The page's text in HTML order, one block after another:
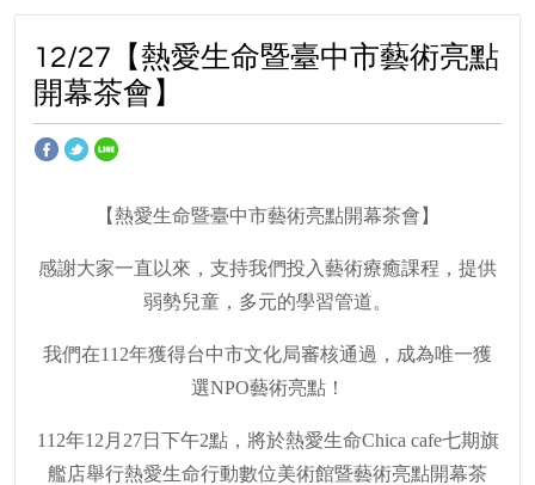
12/27【熱愛生命暨臺中市藝術亮點
開幕茶會】
【熱愛生命暨臺中市藝術亮點開幕茶會】
感謝大家一直以來，支持我們投入藝術療癒課程，提供
弱勢兒童，多元的學習管道。
我們在112年獲得台中市文化局審核通過，成為唯一獲
選NPO藝術亮點！
112年12 月 27日下午2點，將於熱愛生命Chica cafe七期旗
艦店舉行熱愛生命行動數位美術館暨藝術亮點開幕茶